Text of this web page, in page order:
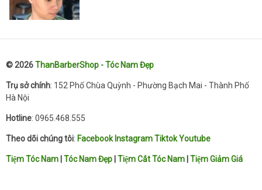
© 2026ThanBarberShop - Tóc Nam Đẹp
Trụ sở chính: 152 Phố Chùa Quỳnh - Phường Bạch Mai - Thành Phố
Hà Nội
Hotline: 0965.468.555
Theo dõi chúng tôi: Facebook InstagramTiktokYoutube
Tiệm Tóc Nam Tóc Nam Đẹp Tiệm Cắt Tóc Nam Tiệm Giảm Giá